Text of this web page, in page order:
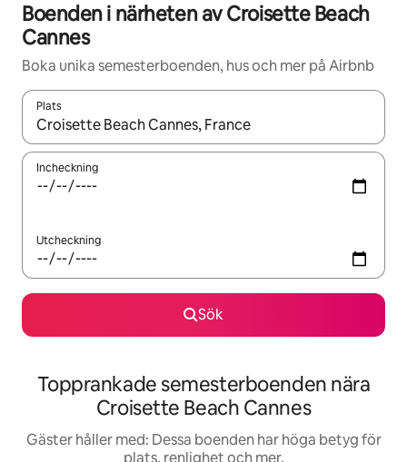
Boenden i närheten av Croisette Beach
Cannes
Boka unika semesterboenden, hus och mer på Airbnb
Plats
När resultaten är tillgängliga kan du navigera med upp- och
Incheckning
Utcheckning
Sök
Topprankade semesterboenden nära
Croisette Beach Cannes
Gäster håller med: Dessa boenden har höga betyg för
plats, renlighet och mer.